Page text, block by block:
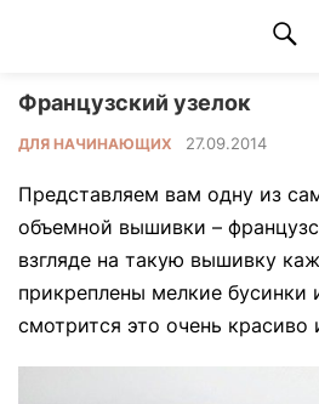
Французский узелок
ДЛЯ НАЧИНАЮЩИХ 27.09.2014
Представляем вам одну из
объемной вышивки –
взгляде на такую вышивку
прикреплены мелкие бусинки
смотрится это очень красиво